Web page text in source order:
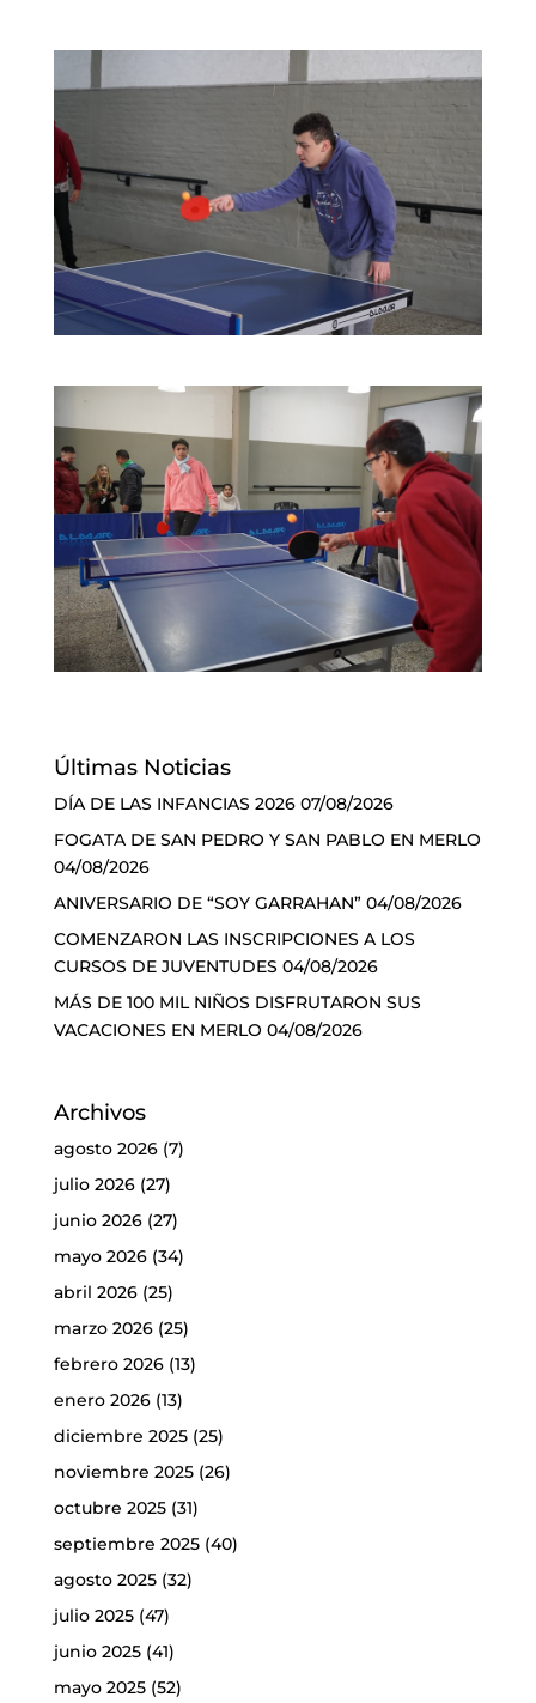
Últimas Noticias
DÍA DE LAS INFANCIAS 2026 07/08/2026
FOGATA DE SAN PEDRO Y SAN PABLO EN MERLO
04/08/2026
ANIVERSARIO DE “SOY GARRAHAN” 04/08/2026
COMENZARON LAS INSCRIPCIONES A LOS
CURSOS DE JUVENTUDES 04/08/2026
MÁS DE 100 MIL NIÑOS DISFRUTARON SUS
VACACIONES EN MERLO 04/08/2026
Archivos
agosto 2026(7)
julio 2026(27)
junio 2026(27)
mayo 2026(34)
abril 2026(25)
marzo 2026(25)
febrero 2026(13)
enero 2026(13)
diciembre 2025(25)
noviembre 2025(26)
octubre 2025(31)
septiembre 2025(40)
agosto 2025(32)
julio 2025(47)
junio 2025(41)
mayo 2025(52)